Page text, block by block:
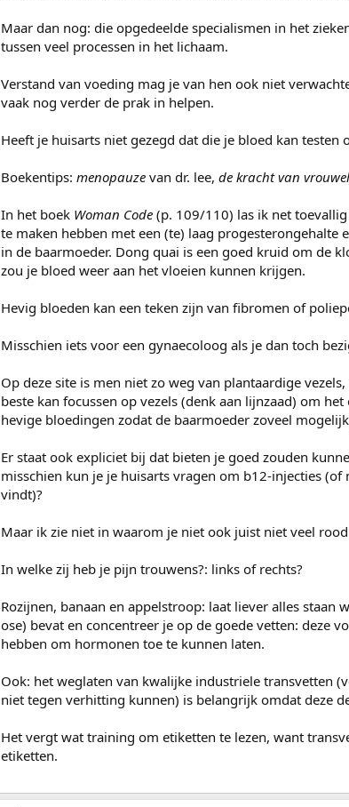
Maar dan nog: die opgedeelde specialismen in het
tussen veel processen in het lichaam.
Verstand van voeding mag je van hen ook niet
vaak nog verder de prak in helpen.
Heeft je huisarts niet gezegd dat die je bloed kan
Boekentips: menopauze van dr. lee, de kracht van
In het boek Woman Code (p. 109/110) las ik net
te maken hebben met een (te) laag
in de baarmoeder. Dong quai is een goed kruid om de
zou je bloed weer aan het vloeien kunnen krijgen.
Hevig bloeden kan een teken zijn van fibromen of
Misschien iets voor een gynaecoloog als je dan toch
Op deze site is men niet zo weg van plantaardige
beste kan focussen op vezels (denk aan lijnzaad) om
hevige bloedingen zodat de baarmoeder zoveel
Er staat ook expliciet bij dat bieten je goed zouden
misschien kun je je huisarts vragen om b12-injecties
vindt)?
Maar ik zie niet in waarom je niet ook juist niet veel
In welke zij heb je pijn trouwens?: links of rechts?
Rozijnen, banaan en appelstroop: laat liever alles
ose) bevat en concentreer je op de goede vetten: deze
hebben om hormonen toe te kunnen laten.
Ook: het weglaten van kwalijke industriele transvetten
niet tegen verhitting kunnen) is belangrijk omdat deze
Het vergt wat training om etiketten te lezen, want
etiketten.